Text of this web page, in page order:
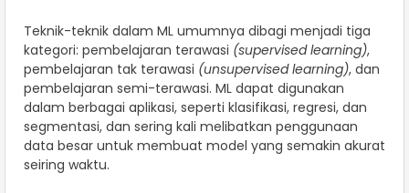
Teknik-teknik dalam ML umumnya dibagi menjadi tiga
kategori: pembelajaran terawasi (supervised learning),
pembelajaran tak terawasi (unsupervised learning), dan
pembelajaran semi-terawasi. ML dapat digunakan
dalam berbagai aplikasi, seperti klasifikasi, regresi, dan
segmentasi, dan sering kali melibatkan penggunaan
data besar untuk membuat model yang semakin akurat
seiring waktu.